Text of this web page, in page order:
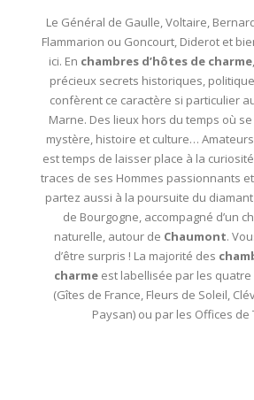
Le Général de Gaulle, Voltaire,
Flammarion ou Goncourt, Diderot et
ici. En chambres d’hôtes de charme
précieux secrets historiques,
confèrent ce caractère si particulier
Marne. Des lieux hors du temps où
mystère, histoire et culture…
est temps de laisser place à la
traces de ses Hommes passionnants
partez aussi à la poursuite du
de Bourgogne, accompagné d’un
naturelle, autour de Chaumont.
d’être surpris ! La majorité des
charmeest labellisée par les
(Gîtes de France, Fleurs de Soleil,
Paysan) ou par les Offices de